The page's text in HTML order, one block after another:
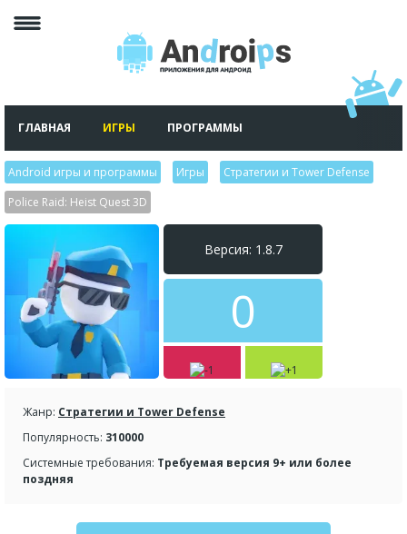
ГЛАВНАЯ ИГРЫ ПРОГРАММЫ
Android игры и программы Игры Стратегии и Tower Defense
Police Raid: Heist Quest 3D
Версия: 1.8.7
0
Жанр: Стратегии и Tower Defense
Популярность: 310000
Системные требования: Требуемая версия 9+ или более
поздняя